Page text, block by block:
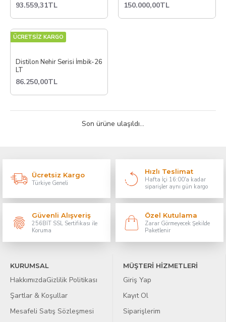
93.559,31TL 150.000,00TL
ÜCRETSİZ KARGO
Distilon Nehir Serisi İmbik-26
LT
86.250,00TL
Son ürüne ulaşıldı...
Ücretsiz Kargo
Türkiye Geneli
Hızlı Teslimat
Hafta İçi 16:00'a kadar
siparişler aynı gün kargo
Güvenli Alışveriş
256BİT SSL Sertifikası ile
Koruma
Özel Kutulama
Zarar Görmeyecek Şekilde
Paketlenir
KURUMSAL
HakkımızdaGizlilik Politikası
Şartlar & Koşullar
Mesafeli Satış Sözleşmesi
MÜŞTERİ HİZMETLERİ
Giriş Yap
Kayıt Ol
Siparişlerim